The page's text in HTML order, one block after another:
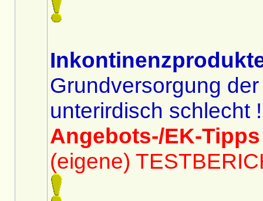
Grundversorgung
unterirdisch schlecht !
Angebots-/EK-
(eigene)